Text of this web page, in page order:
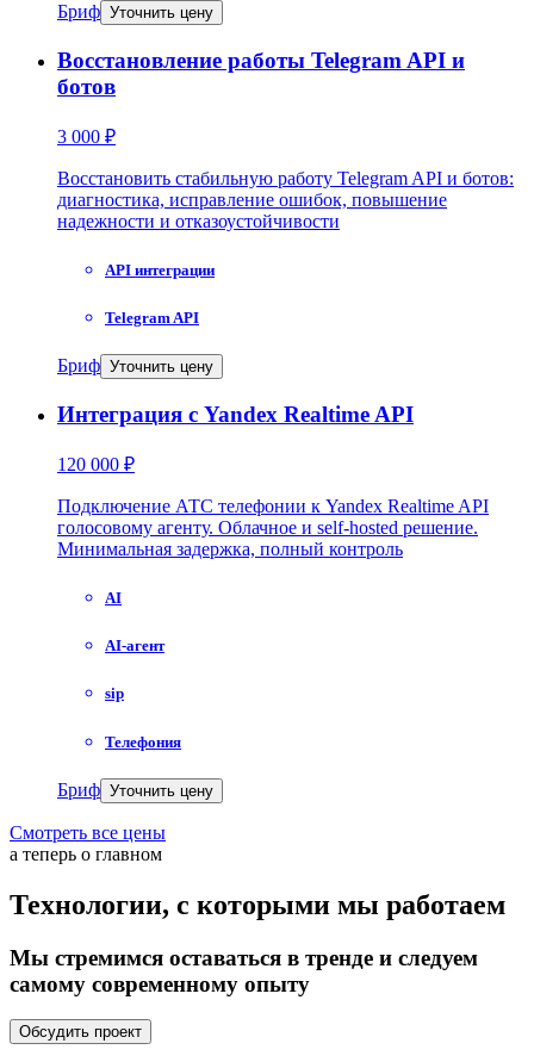
Бриф Уточнить цену
Восстановление работы Telegram API и
ботов
3 000 ₽
Восстановить стабильную работу Telegram API и ботов:
диагностика, исправление ошибок, повышение
надежности и отказоустойчивости
API интеграции
Telegram API
Бриф Уточнить цену
Интеграция с Yandex Realtime API
120 000 ₽
Подключение АТС телефонии к Yandex Realtime API
голосовому агенту. Облачное и self-hosted решение.
Минимальная задержка, полный контроль
AI
AI-агент
sip
Телефония
Бриф Уточнить цену
Смотреть все цены
а теперь о главном
Технологии, с которыми мы работаем
Мы стремимся оставаться в тренде и следуем
самому современному опыту
Обсудить проект